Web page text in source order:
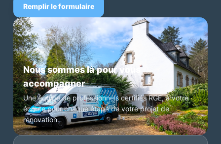
Remplir le formulaire
Nous sommes là pour vous
accompagner
Une équipe de professionnels certifiés RGE, à votre
écoute pour chaque étape de votre projet de
rénovation.